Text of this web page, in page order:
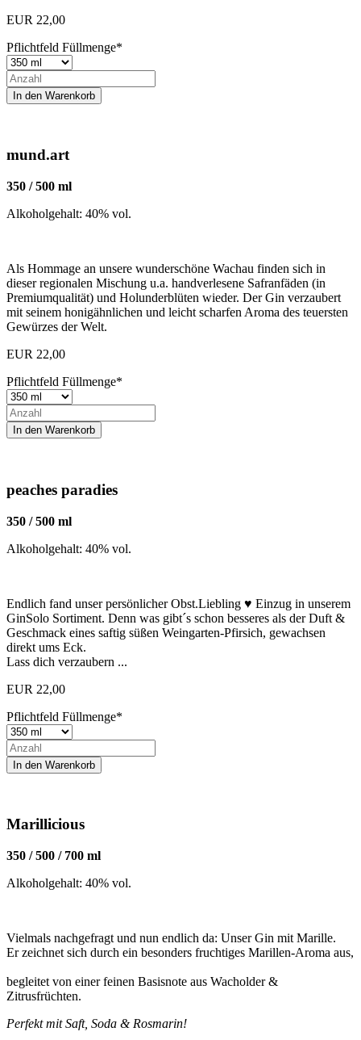
EUR 22,00
Pflichtfeld Füllmenge*
mund.art
350 / 500 ml
Alkoholgehalt: 40% vol.
Als Hommage an unsere wunderschöne Wachau finden sich in
dieser regionalen Mischung u.a. handverlesene Safranfäden (in
Premiumqualität) und Holunderblüten wieder. Der Gin verzaubert
mit seinem honigähnlichen und leicht scharfen Aroma des teuersten
Gewürzes der Welt.
EUR 22,00
Pflichtfeld Füllmenge*
peaches paradies
350 / 500 ml
Alkoholgehalt: 40% vol.
Endlich fand unser persönlicher Obst.Liebling ♥ Einzug in unserem
GinSolo Sortiment. Denn was gibt´s schon besseres als der Duft &
Geschmack eines saftig süßen Weingarten-Pfirsich, gewachsen
direkt ums Eck.
Lass dich verzaubern ...
EUR 22,00
Pflichtfeld Füllmenge*
Marillicious
350 / 500 / 700 ml
Alkoholgehalt: 40% vol.
Vielmals nachgefragt und nun endlich da: Unser Gin mit Marille.
Er zeichnet sich durch ein besonders fruchtiges Marillen-Aroma aus,
begleitet von einer feinen Basisnote aus Wacholder &
Zitrusfrüchten.
Perfekt mit Saft, Soda & Rosmarin!